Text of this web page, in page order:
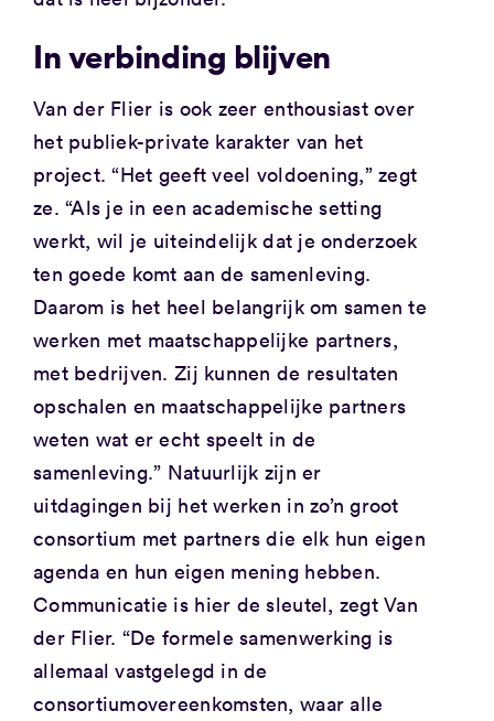
In verbinding blijven
Van der Flier is ook zeer enthousiast over
het publiek-private karakter van het
project. “Het geeft veel voldoening,” zegt
ze. “Als je in een academische setting
werkt, wil je uiteindelijk dat je onderzoek
ten goede komt aan de samenleving.
Daarom is het heel belangrijk om samen te
werken met maatschappelijke partners,
met bedrijven. Zij kunnen de resultaten
opschalen en maatschappelijke partners
weten wat er echt speelt in de
samenleving.” Natuurlijk zijn er
uitdagingen bij het werken in zo’n groot
consortium met partners die elk hun eigen
agenda en hun eigen mening hebben.
Communicatie is hier de sleutel, zegt Van
der Flier. “De formele samenwerking is
allemaal vastgelegd in de
consortiumovereenkomsten, waar alle